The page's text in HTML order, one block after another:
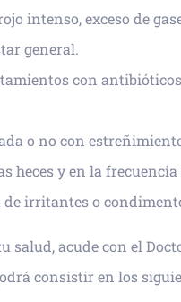
intenso, exceso de
general.
con
o no con
heces y en la frecuencia
de irritantes o
acude con el
consistir en los